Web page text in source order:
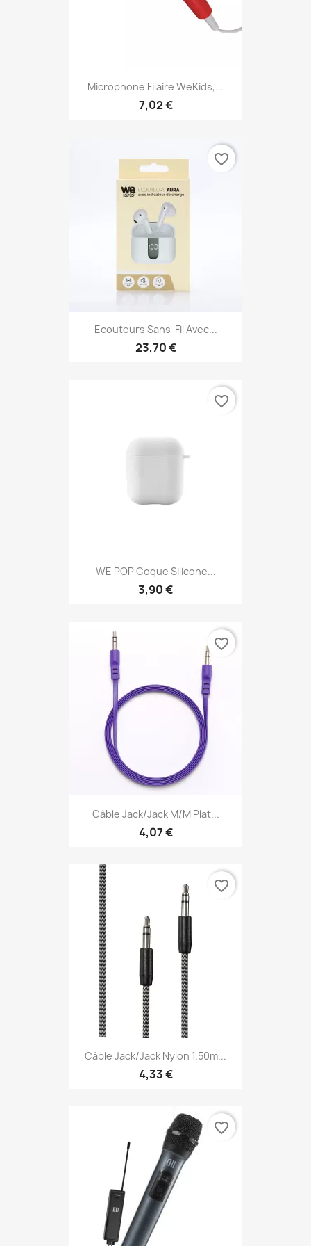
Microphone Filaire WeKids,...
7,02 €
Ecouteurs Sans-Fil Avec...
23,70 €
favorite_border
WE POP Coque Silicone...
3,90 €
favorite_border
Câble Jack/Jack M/M Plat...
4,07 €
favorite_border
Câble Jack/Jack Nylon 1.50m...
4,33 €
favorite_border
favorite_border